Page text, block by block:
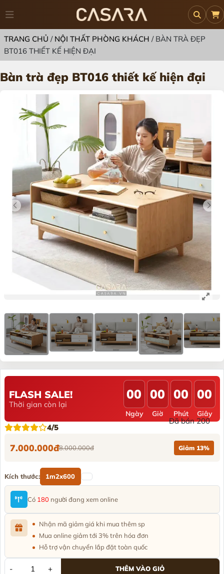
TRANG CHỦ / NỘI THẤT PHÒNG KHÁCH / BÀN TRÀ ĐẸP
BT016 THIẾT KẾ HIỆN ĐẠI
Bàn trà đẹp BT016 thiết kế hiện đại
FLASH SALE!
Thời gian còn lại
00
Ngày
00
Giờ
00
Phút
00
Giây
4/5
7.000.000đ8.000.000đ Giảm 13%
Đã bán 200
Kích thước: 1m2x600
Có 180 người đang xem online
Nhận mã giảm giá khi mua thêm sp
Mua online giảm tới 3% trên hóa đơn
Hỗ trợ vận chuyển lắp đặt toàn quốc
- + THÊM VÀO GIỎ